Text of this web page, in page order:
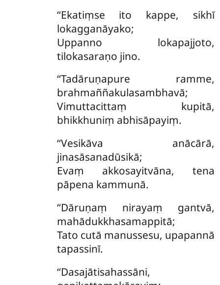
‘‘Ekatiṃse ito kappe, sikhī
lokagganāyako;
Uppanno lokapajjoto,
tilokasaraṇo jino.
‘‘Tadāruṇapure ramme,
brahmaññakulasambhavā;
Vimuttacittaṃ kupitā,
bhikkhuniṃ abhisāpayiṃ.
‘‘Vesikāva anācārā,
jinasāsanadūsikā;
Evaṃ akkosayitvāna, tena
pāpena kammunā.
‘‘Dāruṇaṃ nirayaṃ gantvā,
mahādukkhasamappitā;
Tato cutā manussesu, upapannā
tapassinī.
‘‘Dasajātisahassāni,